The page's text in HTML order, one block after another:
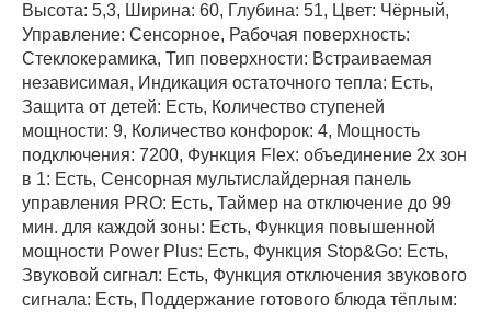
Высота: 5,3, Ширина: 60, Глубина: 51, Цвет: Чёрный,
Управление: Сенсорное, Рабочая поверхность:
Стеклокерамика, Тип поверхности: Встраиваемая
независимая, Индикация остаточного тепла: Есть,
Защита от детей: Есть, Количество ступеней
мощности: 9, Количество конфорок: 4, Мощность
подключения: 7200, Функция Flex: объединение 2х зон
в 1: Есть, Сенсорная мультислайдерная панель
управления PRO: Есть, Таймер на отключение до 99
мин. для каждой зоны: Есть, Функция повышенной
мощности Power Plus: Есть, Функция Stop&Go: Есть,
Звуковой сигнал: Есть, Функция отключения звукового
сигнала: Есть, Поддержание готового блюда тёплым: